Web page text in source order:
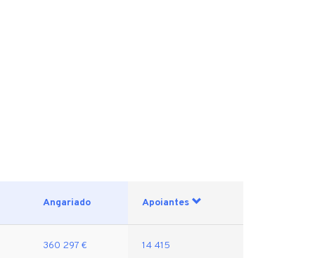
Angariado Apoiantes
360 297 € 14 415